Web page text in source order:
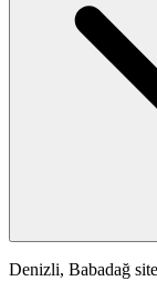
Denizli, Babadağ